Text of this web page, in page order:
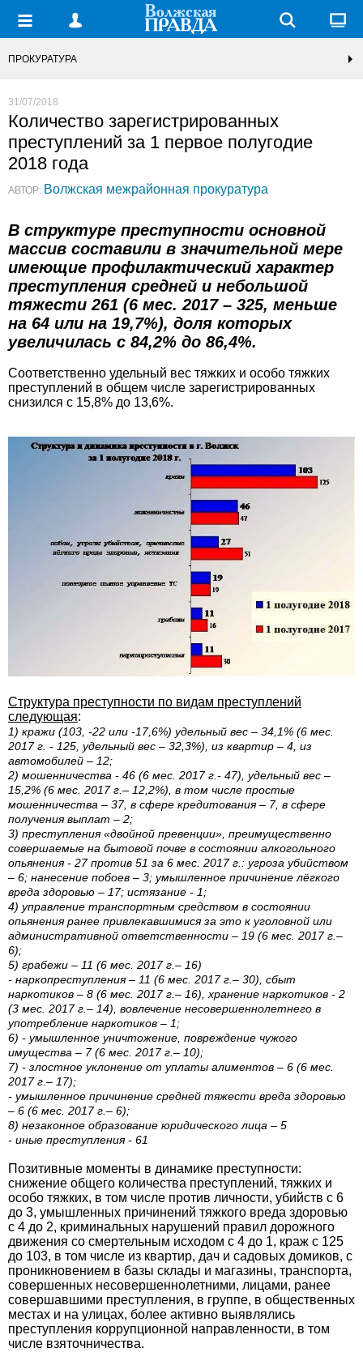
ПРОКУРАТУРА
31/07/2018
Количество зарегистрированных
преступлений за 1 первое полугодие
2018 года
АВТОР: Волжская межрайонная прокуратура
В структуре преступности основной
массив составили в значительной мере
имеющие профилактический характер
преступления средней и небольшой
тяжести 261 (6 мес. 2017 – 325, меньше
на 64 или на 19,7%), доля которых
увеличилась с 84,2% до 86,4%.
Соответственно удельный вес тяжких и особо тяжких
преступлений в общем числе зарегистрированных
снизился с 15,8% до 13,6%.
Структура преступности по видам преступлений
следующая:
1) кражи (103, -22 или -17,6%) удельный вес – 34,1% (6 мес.
2017 г. - 125, удельный вес – 32,3%), из квартир – 4, из
автомобилей – 12;
2) мошенничества - 46 (6 мес. 2017 г.- 47), удельный вес –
15,2% (6 мес. 2017 г.– 12,2%), в том числе простые
мошенничества – 37, в сфере кредитования – 7, в сфере
получения выплат – 2;
3) преступления «двойной превенции», преимущественно
совершаемые на бытовой почве в состоянии алкогольного
опьянения - 27 против 51 за 6 мес. 2017 г.: угроза убийством
– 6; нанесение побоев – 3; умышленное причинение лёгкого
вреда здоровью – 17; истязание - 1;
4) управление транспортным средством в состоянии
опьянения ранее привлекавшимися за это к уголовной или
административной ответственности – 19 (6 мес. 2017 г.–
6);
5) грабежи – 11 (6 мес. 2017 г.– 16)
- наркопреступления – 11 (6 мес. 2017 г.– 30), сбыт
наркотиков – 8 (6 мес. 2017 г.– 16), хранение наркотиков - 2
(3 мес. 2017 г.– 14), вовлечение несовершеннолетнего в
употребление наркотиков – 1;
6) - умышленное уничтожение, повреждение чужого
имущества – 7 (6 мес. 2017 г.– 10);
7) - злостное уклонение от уплаты алиментов – 6 (6 мес.
2017 г.– 17);
- умышленное причинение средней тяжести вреда здоровью
– 6 (6 мес. 2017 г.– 6);
8) незаконное образование юридического лица – 5
- иные преступления - 61
Позитивные моменты в динамике преступности:
снижение общего количества преступлений, тяжких и
особо тяжких, в том числе против личности, убийств с 6
до 3, умышленных причинений тяжкого вреда здоровью
с 4 до 2, криминальных нарушений правил дорожного
движения со смертельным исходом с 4 до 1, краж с 125
до 103, в том числе из квартир, дач и садовых домиков, с
проникновением в базы склады и магазины, транспорта,
совершенных несовершеннолетними, лицами, ранее
совершавшими преступления, в группе, в общественных
местах и на улицах, более активно выявлялись
преступления коррупционной направленности, в том
числе взяточничества.